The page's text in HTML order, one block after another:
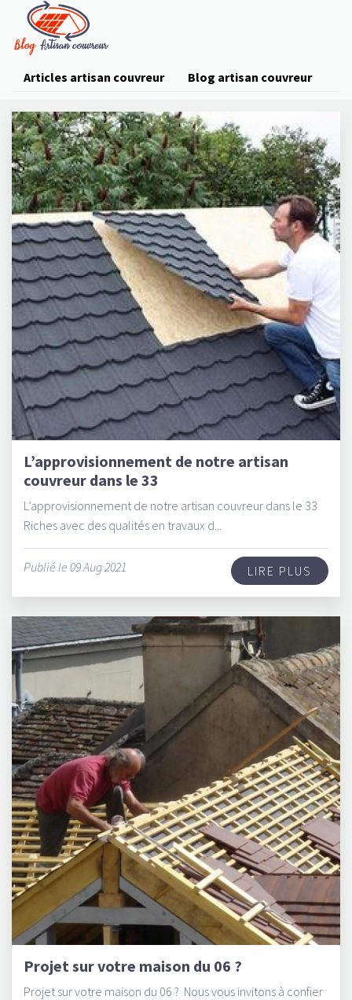
Articles artisan couvreur Blog artisan couvreur
L’approvisionnement de notre artisan
couvreur dans le 33
L’approvisionnement de notre artisan couvreur dans le 33
Riches avec des qualités en travaux d...
Publié le 09 Aug 2021 LIRE PLUS
Projet sur votre maison du 06 ?
Projet sur votre maison du 06 ? Nous vous invitons à confier